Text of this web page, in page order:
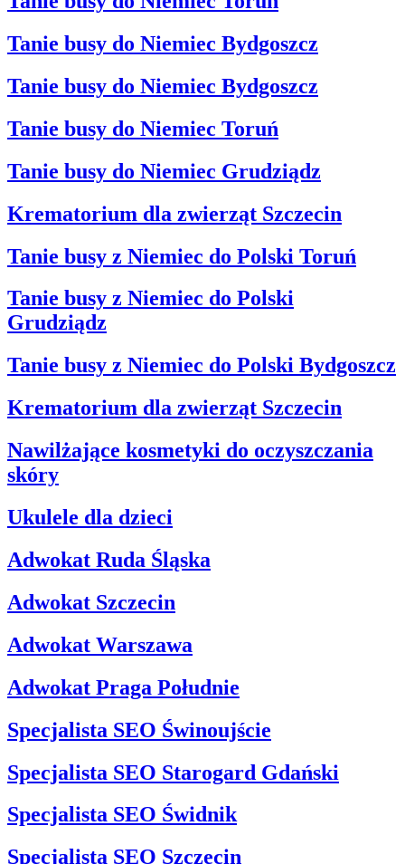
Tanie busy do Niemiec Bydgoszcz
Tanie busy do Niemiec Bydgoszcz
Tanie busy do Niemiec Toruń
Tanie busy do Niemiec Grudziądz
Krematorium dla zwierząt Szczecin
Tanie busy z Niemiec do Polski Toruń
Tanie busy z Niemiec do Polski
Grudziądz
Tanie busy z Niemiec do Polski Bydgoszcz
Krematorium dla zwierząt Szczecin
Nawilżające kosmetyki do oczyszczania
skóry
Ukulele dla dzieci
Adwokat Ruda Śląska
Adwokat Szczecin
Adwokat Warszawa
Adwokat Praga Południe
Specjalista SEO Świnoujście
Specjalista SEO Starogard Gdański
Specjalista SEO Świdnik
Specjalista SEO Szczecin